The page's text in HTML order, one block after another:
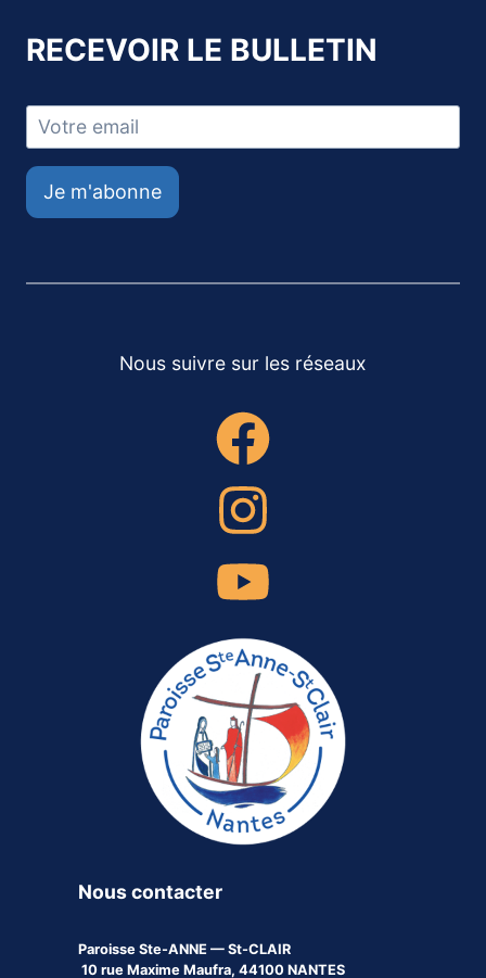
RECEVOIR LE BULLETIN
Je m'abonne
Nous suivre sur les réseaux
Nous contacter
Paroisse Ste-ANNE — St-CLAIR
10 rue Maxime Maufra, 44100 NANTES